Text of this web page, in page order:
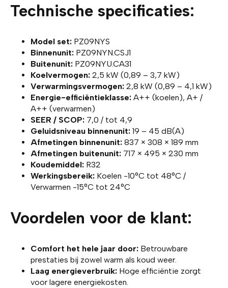
Technische specificaties:
Model set: PZ09NYS
Binnenunit: PZ09NYN.CSJ1
Buitenunit: PZ09NYU.CA31
Koelvermogen: 2,5 kW (0,89 – 3,7 kW)
Verwarmingsvermogen: 2,8 kW (0,89 – 4,1 kW)
Energie-efficiëntieklasse: A++ (koelen), A+ /
A++ (verwarmen)
SEER / SCOP: 7,0 / tot 4,9
Geluidsniveau binnenunit: 19 – 45 dB(A)
Afmetingen binnenunit: 837 × 308 × 189 mm
Afmetingen buitenunit: 717 × 495 × 230 mm
Koudemiddel: R32
Werkingsbereik: Koelen -10°C tot 48°C /
Verwarmen -15°C tot 24°C
Voordelen voor de klant:
Comfort het hele jaar door: Betrouwbare
prestaties bij zowel warm als koud weer.
Laag energieverbruik: Hoge efficiëntie zorgt
voor lagere energiekosten.